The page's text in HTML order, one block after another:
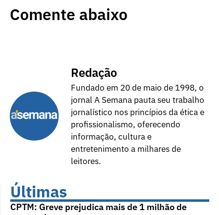
Comente abaixo
Redação
Fundado em 20 de maio de 1998, o
jornal A Semana pauta seu trabalho
jornalístico nos princípios da ética e
profissionalismo, oferecendo
informação, cultura e
entretenimento a milhares de
leitores.
Últimas
CPTM: Greve prejudica mais de 1 milhão de